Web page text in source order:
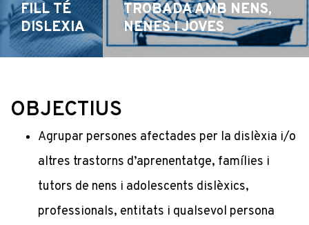
TROBADA AMB NENS,
NENES I JOVES
FILL TÉ
DISLEXIA
OBJECTIUS
Agrupar persones afectades per la dislèxia i/o
altres trastorns d’aprenentatge, famílies i
tutors de nens i adolescents dislèxics,
professionals, entitats i qualsevol persona